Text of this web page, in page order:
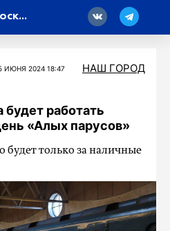
В июле между Москвой и Петербургом запустят дополнительные «Сапсаны»
ИЮНЯ 2024 18:47 НАШ ГОРОД
работать
«Алых парусов»
только за наличные